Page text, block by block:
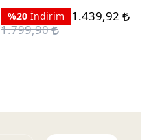
%20 İndirim
1.439,92
1.799,90